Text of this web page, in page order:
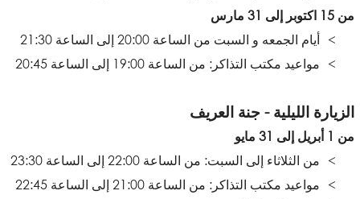
من 15 اكتوبر إلى 31 مارس
أيام الجمعه و السبت من الساعة 20:00 إلى الساعة 21:30
مواعيد مكتب التذاكر: من الساعة 19:00 إلى الساعة 20:45
الزيارة الليلية - جنة العريف
من 1 أبريل إلى 31 مايو
من الثلاثاء إلى السبت: من الساعة 22:00 إلى الساعة 23:30
مواعيد مكتب التذاكر: من الساعة 21:00 إلى الساعة 22:45